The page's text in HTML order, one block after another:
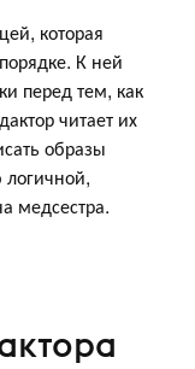
которая
К ней
перед тем, как
читает их
образы
медсестра.